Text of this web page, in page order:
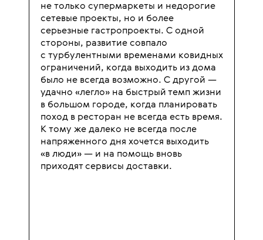
не только супермаркеты и недорогие
сетевые проекты, но и более
серьезные гастропроекты. С одной
стороны, развитие совпало
с турбулентными временами ковидных
ограничений, когда выходить из дома
было не всегда возможно. С другой —
удачно «легло» на быстрый темп жизни
в большом городе, когда планировать
поход в ресторан не всегда есть время.
К тому же далеко не всегда после
напряженного дня хочется выходить
«в люди» — и на помощь вновь
приходят сервисы доставки.